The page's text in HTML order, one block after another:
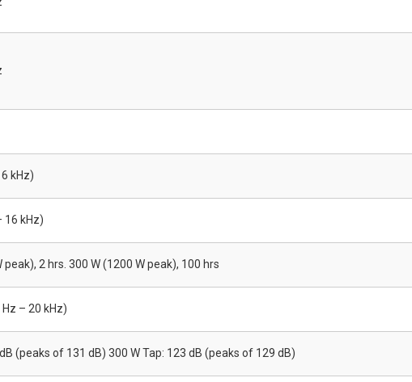
kHz)
16 kHz)
peak), 2 hrs. 300 W (1200 W peak), 100 hrs
– 20 kHz)
(peaks of 131 dB) 300 W Tap: 123 dB (peaks of 129 dB)